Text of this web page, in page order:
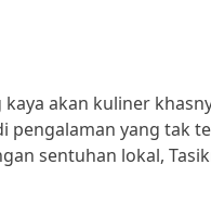
akan kuliner
pengalaman yang tak
sentuhan lokal,